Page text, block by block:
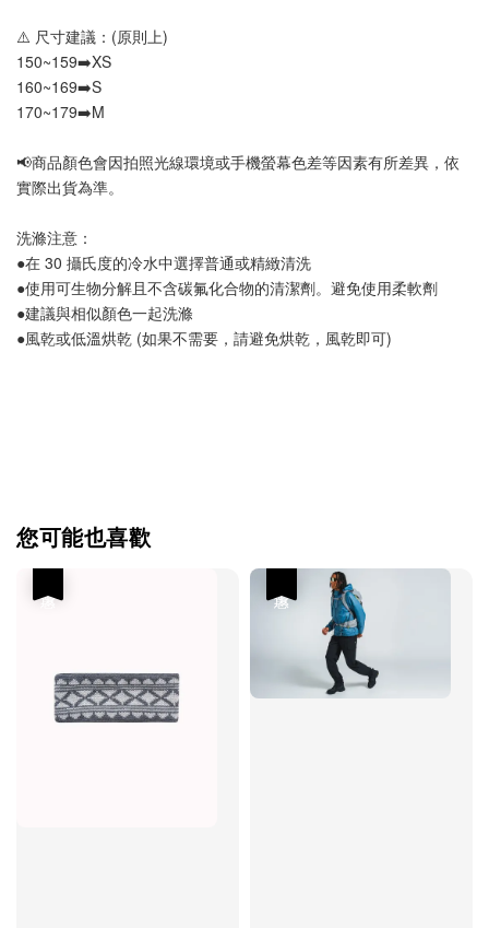
⚠️ 尺寸建議：(原則上)
150~159➡️XS
160~169➡️S
170~179➡️M
📢商品顏色會因拍照光線環境或手機螢幕色差等因素有所差異，依
實際出貨為準。
洗滌注意：
●在 30 攝氏度的冷水中選擇普通或精緻清洗
●使用可生物分解且不含碳氟化合物的清潔劑。避免使用柔軟劑
●建議與相似顏色一起洗滌
●風乾或低溫烘乾 (如果不需要，請避免烘乾，風乾即可)
您可能也喜歡